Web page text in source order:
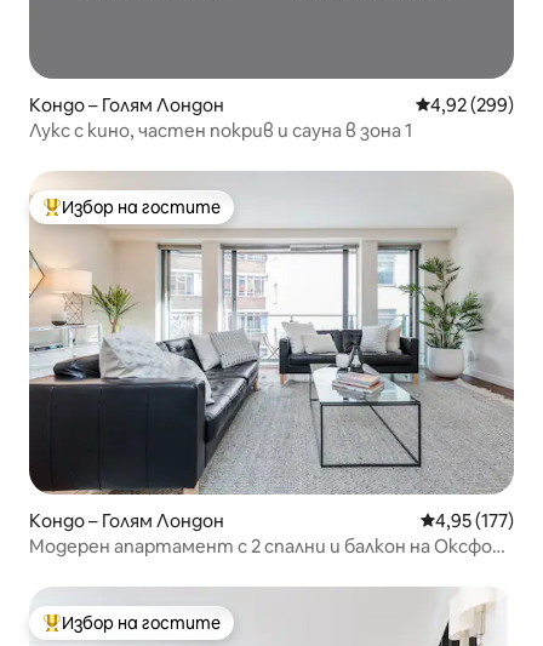
Кондо – Голям Лондон Средна
4,92 (299)
Лукс с кино, частен покрив и сауна в зона 1
Най-популярен избор на гостите
Избор на гостите
Кондо – Голям Лондон Средна
4,95 (177)
Модерен апартамент с 2 спални и балкон на Оксфорд
Най-популярен избор на гостите
Избор на гостите